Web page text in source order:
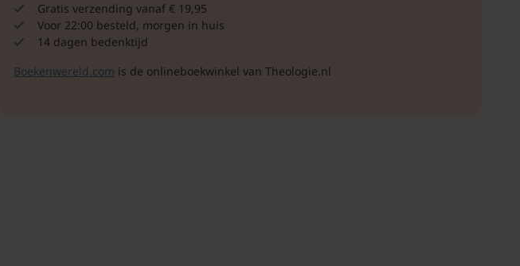
Gratis verzending vanaf € 19,95
Voor 22:00 besteld, morgen in huis
14 dagen bedenktijd
Boekenwereld.com is de onlineboekwinkel van Theologie.nl